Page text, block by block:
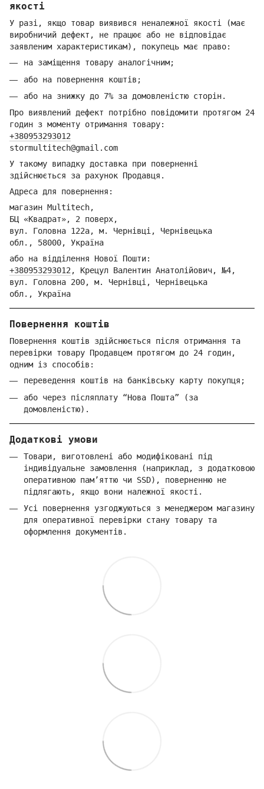
якості
У разі, якщо товар виявився неналежної якості (має
виробничий дефект, не працює або не відповідає
заявленим характеристикам), покупець має право:
на заміщення товару аналогічним;
або на повернення коштів;
або на знижку до 7% за домовленістю сторін.
Про виявлений дефект потрібно повідомити протягом 24
годин з моменту отримання товару:
+380953293012
stormultitech@gmail.com
У такому випадку доставка при поверненні
здійснюється за рахунок Продавця.
Адреса для повернення:
магазин Multitech,
БЦ «Квадрат», 2 поверх,
вул. Головна 122а, м. Чернівці, Чернівецька
обл., 58000, Україна
або на відділення Нової Пошти:
+380953293012, Крецул Валентин Анатолійович, №4,
вул. Головна 200, м. Чернівці, Чернівецька
обл., Україна
Повернення коштів
Повернення коштів здійснюється після отримання та
перевірки товару Продавцем протягом до 24 годин,
одним із способів:
переведення коштів на банківську карту покупця;
або через післяплату “Нова Пошта” (за
домовленістю).
Додаткові умови
Товари, виготовлені або модифіковані під
індивідуальне замовлення (наприклад, з додатковою
оперативною пам’яттю чи SSD), поверненню не
підлягають, якщо вони належної якості.
Усі повернення узгоджуються з менеджером магазину
для оперативної перевірки стану товару та
оформлення документів.